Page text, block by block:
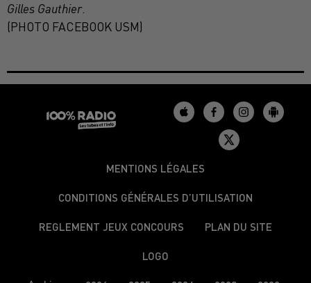
Gilles Gauthier.
(PHOTO FACEBOOK USM)
MENTIONS LÉGALES
CONDITIONS GÉNÉRALES D’UTILISATION
REGLEMENT JEUX CONCOURS PLAN DU SITE
LOGO